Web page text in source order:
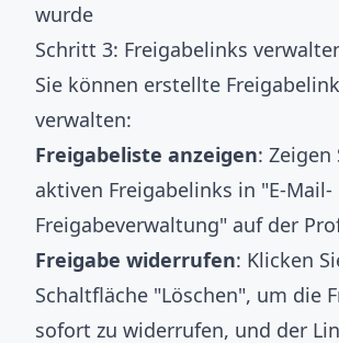
wurde
Schritt 3: Freigabelinks
Sie können erstellte
verwalten:
Freigabeliste anzeigen: Zeigen
aktiven Freigabelinks in "E-Mail-
Freigabeverwaltung" auf der
Freigabe widerrufen: Klicken
Schaltfläche "Löschen", um die
sofort zu widerrufen, und der